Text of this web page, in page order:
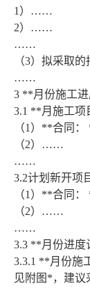
1）……
2）……
……
（3）拟采取的
……
3 **月份施工进
3.1 **月施工项
（1）**合同
（2）……
……
3.2计划新开项
（1）**合同
（2）……
……
3.3 **月份进度
3.3.1 **月份施
见附图*，建议